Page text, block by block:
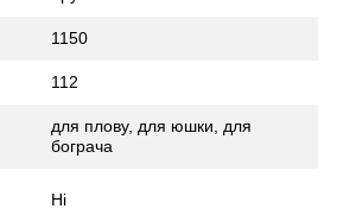
1150
112
для плову, для юшки, для
бограча
Ні